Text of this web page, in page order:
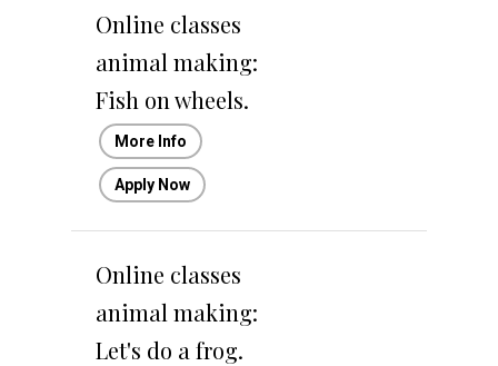
Online classes
animal making:
Fish on wheels.
More Info
Apply Now
Online classes
animal making:
Let's do a frog.